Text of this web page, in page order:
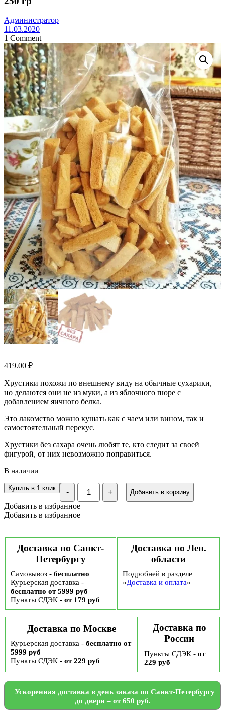
Администратор
11.03.2020
1 Comment
419.00 ₽
Хрустики похожи по внешнему виду на обычные сухарики,
но делаются они не из муки, а из яблочного пюре с
добавлением яичного белка.
Это лакомство можно кушать как с чаем или вином, так и
самостоятельный перекус.
Хрустики без сахара очень любят те, кто следит за своей
фигурой, от них невозможно поправиться.
В наличии
-
Количество
Вологодская
хрустила
классическая
без
+ Добавить в корзину
Купить в 1 клик
Добавить в избранное
Добавить в избранное
Доставка по Санкт-
Петербургу
Самовывоз - бесплатно
Курьерская доставка -
бесплатно от 5999 руб
Пункты СДЭК - от 179 руб
Доставка по Лен.
области
Подробней в разделе
«Доставка и оплата»
Доставка по Москве
Курьерская доставка - бесплатно от
5999 руб
Пункты СДЭК - от 229 руб
Доставка по
России
Пункты СДЭК - от
229 руб
Ускоренная доставка в день заказа по Санкт-Петербургу
до двери – от 650 руб.